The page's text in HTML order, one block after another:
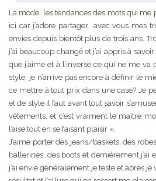
La mode, les tendances des mots qui
ici car j’adore partager avec vous mes
envies depuis bientôt plus de trois ans.
j’ai beaucoup changé et j’ai appris à
que j’aime et à l’inverse ce qui ne me
style, je n’arrive pas encore à définir le
ce mettre à tout prix dans une case? Je
et de style il faut avant tout savoir
vêtements, et c’est vraiment le maître
l’aise tout en se faisant plaisir ».
J’aime porter des jeans/baskets, des
ballerines, des boots et dernièrement j’ai
j’ai envie généralement je teste et après je